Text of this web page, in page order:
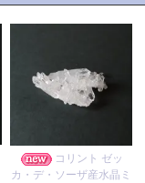
コリント ゼッ
カ・デ・ソーザ産水晶ミ